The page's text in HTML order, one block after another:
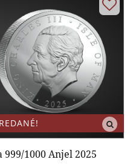
1000 Anjel 2025